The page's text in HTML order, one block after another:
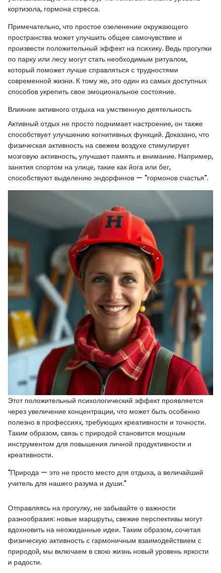
кортизола, гормона стресса.
Примечательно, что простое озеленение окружающего
пространства может улучшить общее самочувствие и
произвести положительный эффект на психику. Ведь прогулки
по парку или лесу могут стать необходимым ритуалом,
который поможет лучше справляться с трудностями
современной жизни. К тому же, это один из самых доступных
способов укрепить свое эмоциональное состояние.
Влияние активного отдыха на умственную деятельность
Активный отдых не просто поднимает настроение, он также
способствует улучшению когнитивных функций. Доказано, что
физическая активность на свежем воздухе стимулирует
мозговую активность, улучшает память и внимание. Например,
занятия спортом на улице, такие как йога или бег,
способствуют выделению эндорфинов — "гормонов счастья".
Этот положительный психологический эффект проявляется
через увеличение концентрации, что может быть особенно
полезно в профессиях, требующих креативности и точности.
Таким образом, связь с природой становится мощным
инструментом для повышения личной продуктивности и
креативности.
"Природа — это не просто место для отдыха, а величайший
учитель для нашего разума и души."
Отправляясь на прогулку, не забывайте о важности
разнообразия: новые маршруты, свежие перспективы могут
вдохновить на неожиданные идеи. Таким образом, сочетая
физическую активность с гармоничным взаимодействием с
природой, мы включаем в свою жизнь новый уровень яркости
и радости.